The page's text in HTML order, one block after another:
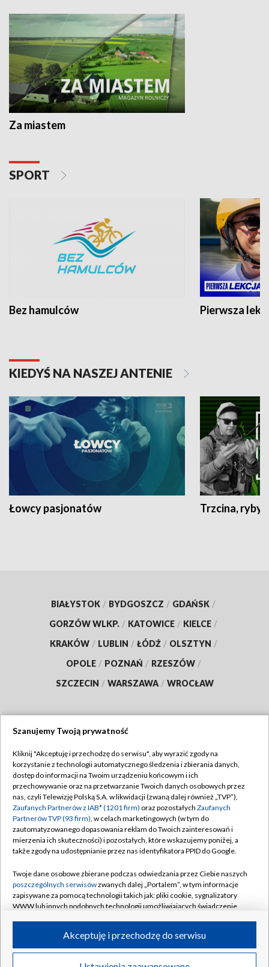
Za miastem
SPORT
Bez hamulców Pierwsza
KIEDYŚ NA NASZEJ ANTENIE
Łowcy pasjonatów Trzcina, ryby
BIAŁYSTOK / BYDGOSZCZ / GDAŃSK /
GORZÓW WLKP. / KATOWICE / KIELCE /
KRAKÓW / LUBLIN / ŁÓDŹ / OLSZTYN /
OPOLE / POZNAŃ / RZESZÓW /
SZCZECIN / WARSZAWA / WROCŁAW
TVP
Abonament TVP
Emisja w TVP
Centrum informacji TVP
Naziemna Telewizja Cyfrowa
Rada Programowa
System NOS
Informacje o nadawcy
Program dla prasy
Regulamin TVP
Polityka prywatności
Moje zgody
Pomoc
Kontakt
Kanały
©2026 Telewizja Polska S.A. w likwidacji
Szanujemy Twoją prywatność
Kliknij "Akceptuję i przechodzę do serwisu", aby wyrazić zgody na
korzystanie z technologii automatycznego śledzenia i zbierania danych,
dostęp do informacji na Twoim urządzeniu końcowym i ich
przechowywanie oraz na przetwarzanie Twoich danych osobowych przez
nas, czyli Telewizję Polską S.A. w likwidacji (zwaną dalej również „TVP”),
Zaufanych Partnerów z IAB* (1201 firm) oraz pozostałych Zaufanych
Partnerów TVP (93 firm), w celach marketingowych (w tym do
zautomatyzowanego dopasowania reklam do Twoich zainteresowań i
mierzenia ich skuteczności) i pozostałych, które wskazujemy poniżej, a
także zgody na udostępnianie przez nas identyfikatora PPID do Google.
Twoje dane osobowe zbierane podczas odwiedzania przez Ciebie naszych
poszczególnych serwisówzwanych dalej „Portalem”, w tym informacje
zapisywane za pomocą technologii takich jak: pliki cookie, sygnalizatory
WWW lub innych podobnych technologii umożliwiających świadczenie
ruchu w Internecie.
Twoje dane osobowe zbierane podczas odwiedzania przez Ciebie
Akceptuję i przechodzę do serwisu